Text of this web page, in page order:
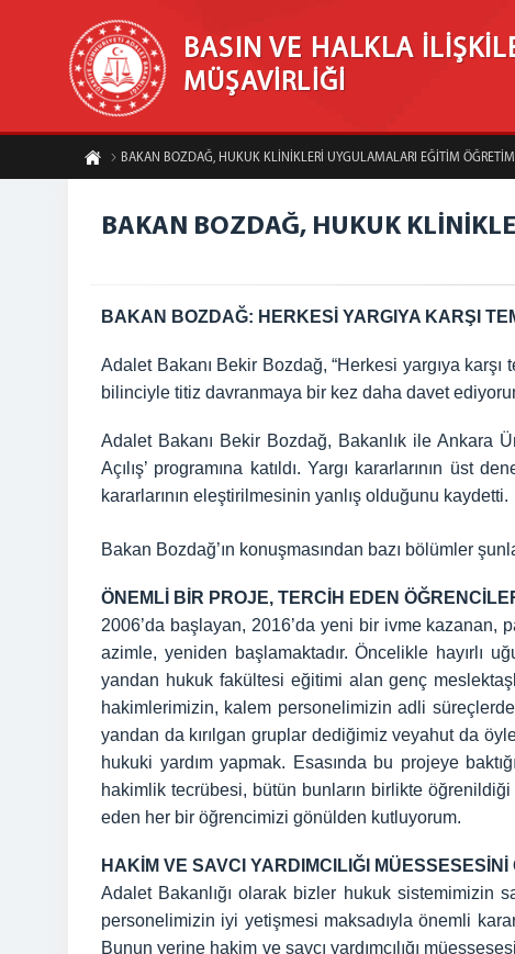
BASIN VE HALKLA
MÜŞAVİRLİĞİ
BAKAN BOZDAĞ, HUKUK KLİNİKLERİ UYGULAMALARI EĞİTİM
BAKAN BOZDAĞ, HUKUK
BAKAN BOZDAĞ: HERKESİ YARGIYA KARŞI
Adalet Bakanı Bekir Bozdağ, “Herkesi yargıya
bilinciyle titiz davranmaya bir kez daha davet
Adalet Bakanı Bekir Bozdağ, Bakanlık ile Ankara
Açılış’ programına katıldı. Yargı kararlarının
kararlarının eleştirilmesinin yanlış olduğunu kaydetti.
Bakan Bozdağ’ın konuşmasından bazı bölümler
ÖNEMLİ BİR PROJE, TERCİH EDEN
2006’da başlayan, 2016’da yeni bir ivme
azimle, yeniden başlamaktadır. Öncelikle hayırlı
yandan hukuk fakültesi eğitimi alan genç
hakimlerimizin, kalem personelimizin adli
yandan da kırılgan gruplar dediğimiz veyahut da
hukuki yardım yapmak. Esasında bu projeye
hakimlik tecrübesi, bütün bunların birlikte
eden her bir öğrencimizi gönülden kutluyorum.
HAKİM VE SAVCI YARDIMCILIĞI MÜESSESESİNİ
Adalet Bakanlığı olarak bizler hukuk sistemimizin
personelimizin iyi yetişmesi maksadıyla önemli
Bunun yerine hakim ve savcı yardımcılığı